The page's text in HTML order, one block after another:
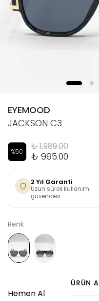
EYEMOOD
JACKSON C3
%50 ₺ 1,989.00
₺ 995.00
2 Yıl Garanti
Uzun süreli kullanım
güvencesi
Renk
Hemen Al
ÜRÜN